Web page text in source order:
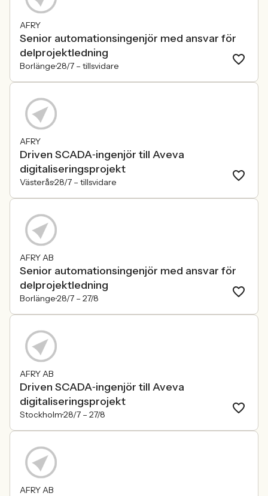
AFRY
Senior automationsingenjör med ansvar för
delprojektledning
Borlänge28/7 – tillsvidare
AFRY
Driven SCADA‑ingenjör till Aveva
digitaliseringsprojekt
Västerås28/7 – tillsvidare
AFRY AB
Senior automationsingenjör med ansvar för
delprojektledning
Borlänge28/7 – 27/8
AFRY AB
Driven SCADA‑ingenjör till Aveva
digitaliseringsprojekt
Stockholm28/7 – 27/8
AFRY AB